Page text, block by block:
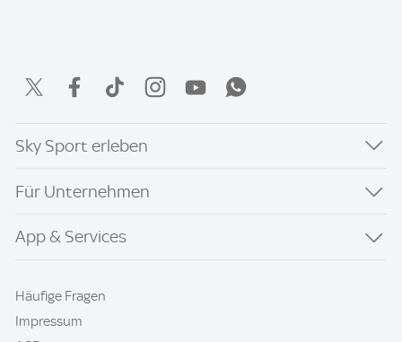
Sky Sport erleben
Für Unternehmen
App & Services
Häufige Fragen
Impressum